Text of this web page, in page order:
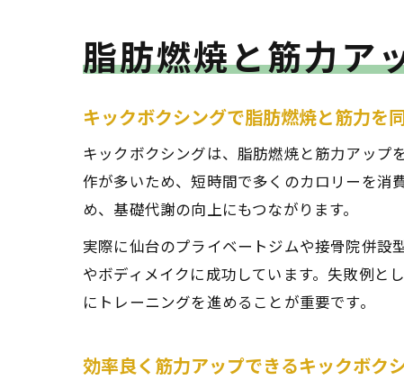
脂肪燃焼と筋力ア
キックボクシングで脂肪燃焼と筋力を
キックボクシングは、脂肪燃焼と筋力アップ
作が多いため、短時間で多くのカロリーを消
め、基礎代謝の向上にもつながります。
実際に仙台のプライベートジムや接骨院併設
やボディメイクに成功しています。失敗例と
にトレーニングを進めることが重要です。
効率良く筋力アップできるキックボク